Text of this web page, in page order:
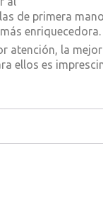
de primera
enriquecedora.
atención, la
ellos es